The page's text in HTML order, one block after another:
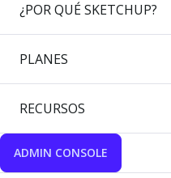
¿POR QUÉ SKETCHUP?
PLANES
RECURSOS
ADMIN CONSOLE